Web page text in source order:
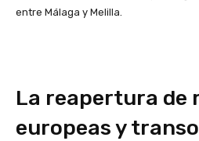
entre Málaga y Melilla.
La reapertura de
europeas y